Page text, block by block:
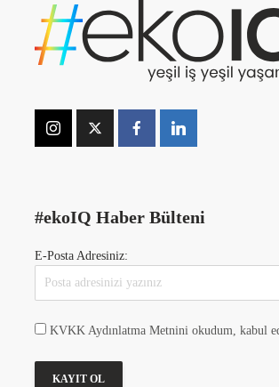
#ekoIQ Haber Bülteni
E-Posta Adresiniz:
KVKK Aydınlatma Metnini okudum, kabul